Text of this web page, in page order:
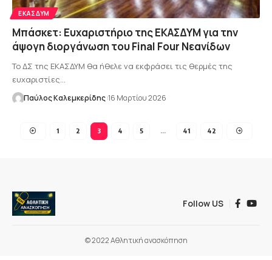
ΕΚΑΣΔΥΜ
Μπάσκετ: Ευχαριστήριο της ΕΚΑΣΔΥΜ για την
άψογη διοργάνωση του Final Four Νεανίδων
Το ΔΣ της ΕΚΑΣΔΥΜ θα ήθελε να εκφράσει τις θερμές της
ευχαριστίες…
Παύλος Καλεμκερίδης 16 Μαρτίου 2026
1 2 3 4 5 … 41 42
Follow US
© 2022 Αθλητική ανασκόπηση